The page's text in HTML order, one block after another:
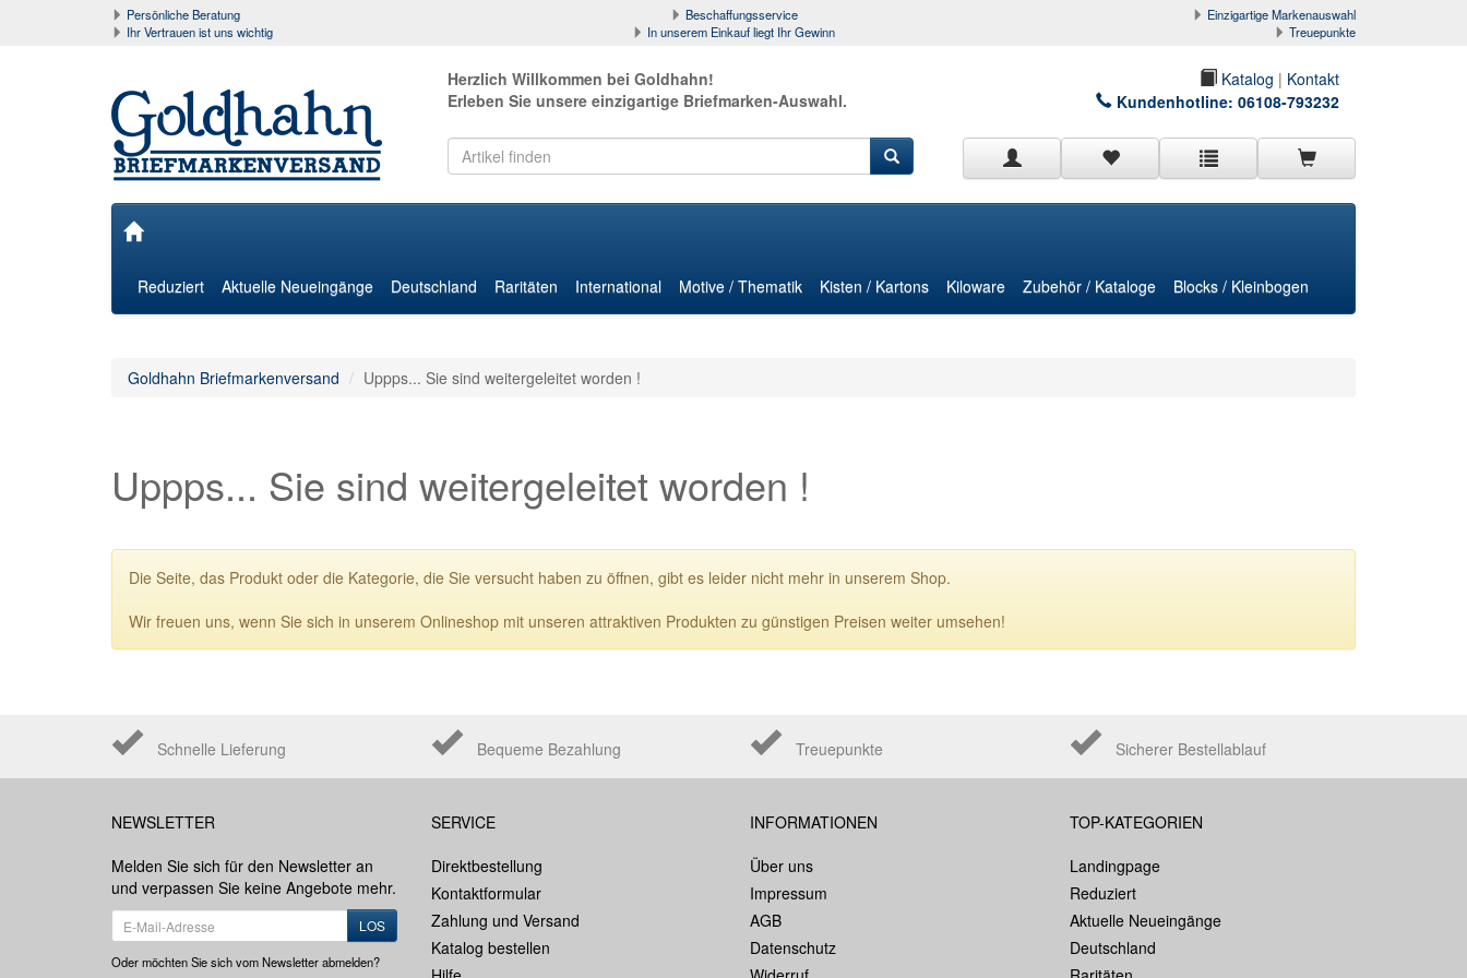
Persönliche Beratung Beschaffungsservice
Einzigartige Markenauswahl
Ihr Vertrauen ist uns wichtig
In unserem Einkauf liegt Ihr Gewinn Treuepunkte
Herzlich Willkommen bei Goldhahn!
Erleben Sie unsere einzigartige Briefmarken-Auswahl.
Katalog | Kontakt
Kundenhotline: 06108-793232
Reduziert Aktuelle Neueingänge Deutschland Raritäten International Motive / Thematik Kisten / Kartons Kiloware Zubehör / Kataloge Blocks / Kleinbogen
Goldhahn Briefmarkenversand Uppps... Sie sind weitergeleitet worden !
Uppps... Sie sind weitergeleitet worden !
Die Seite, das Produkt oder die Kategorie, die Sie versucht haben zu öffnen, gibt es leider nicht mehr in unserem Shop.
Wir freuen uns, wenn Sie sich in unserem Onlineshop mit unseren attraktiven Produkten zu günstigen Preisen weiter umsehen!
Schnelle Lieferung Bequeme Bezahlung Treuepunkte Sicherer Bestellablauf
NEWSLETTER
Melden Sie sich für den Newsletter an
und verpassen Sie keine Angebote mehr.
LOS
Oder möchten Sie sich vom Newsletter abmelden?
SERVICE
Direktbestellung
Kontaktformular
Zahlung und Versand
Katalog bestellen
INFORMATIONEN
Über uns
Impressum
AGB
Datenschutz
TOP-KATEGORIEN
Landingpage
Reduziert
Aktuelle Neueingänge
Deutschland